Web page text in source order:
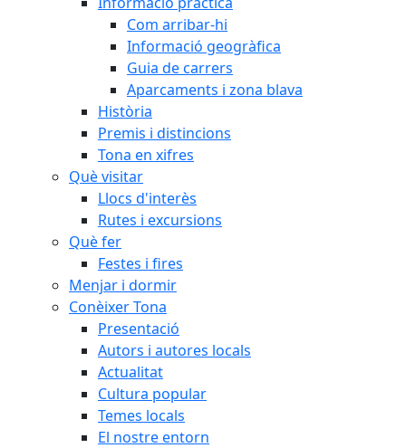
Com arribar-hi
Informació geogràfica
Guia de carrers
Aparcaments i zona blava
Història
Premis i distincions
Tona en xifres
Què visitar
Llocs d'interès
Rutes i excursions
Què fer
Festes i fires
Menjar i dormir
Conèixer Tona
Presentació
Autors i autores locals
Actualitat
Cultura popular
Temes locals
El nostre entorn